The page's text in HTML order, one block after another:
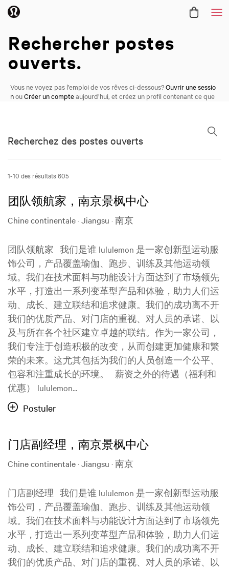
Carrières
Rechercher postes
ouverts.
Vous ne voyez pas l’emploi de vos rêves ci-dessous?Ouvrir une sessio
nouCréer un compteaujourd’hui, et créez un profil contenant ce que
Recherchez des postes ouverts
1-10 des résultats 605
团队领航家，南京景枫中心
Chine continentale · Jiangsu · 南京
团队领航家 我们是谁 lululemon 是一家创新型运动服
饰公司，产品覆盖瑜伽、跑步、训练及其他运动领
域。我们在技术面料与功能设计方面达到了市场领先
水平，打造出一系列变革型产品和体验，助力人们运
动、成长、建立联结和追求健康。我们的成功离不开
我们的优质产品、对门店的重视、对人员的承诺、以
及与所在各个社区建立卓越的联结。作为一家公司，
我们专注于创造积极的改变，从而创建更加健康和繁
荣的未来。这尤其包括为我们的人员创造一个公平、
包容和注重成长的环境。 薪资之外的待遇（福利和
优惠） lululemon...
Postuler
门店副经理，南京景枫中心
Chine continentale · Jiangsu · 南京
门店副经理 我们是谁 lululemon 是一家创新型运动服
饰公司，产品覆盖瑜伽、跑步、训练及其他运动领
域。我们在技术面料与功能设计方面达到了市场领先
水平，打造出一系列变革型产品和体验，助力人们运
动、成长、建立联结和追求健康。我们的成功离不开
我们的优质产品、对门店的重视、对人员的承诺、以